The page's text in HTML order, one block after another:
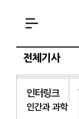
전체기사
인터링크
인간과 과학